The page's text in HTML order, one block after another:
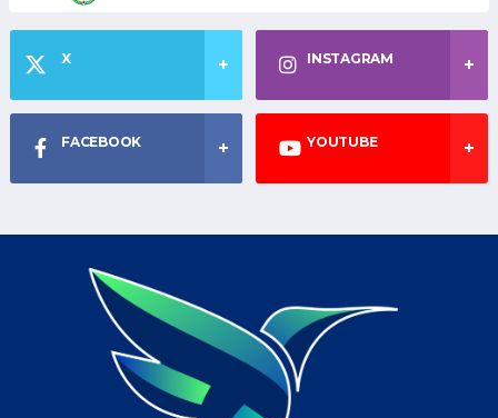
X INSTAGRAM
FACEBOOK YOUTUBE